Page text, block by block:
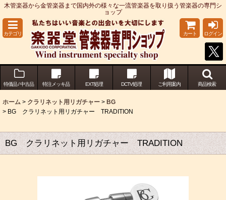
木管楽器から金管楽器まで国内外の様々な一流管楽器を取り扱う管楽器の専門シ
ョップ
カテゴリ カート ログイン
特価品 / 中古品 特注メッキ品 EXT処理 DCTV処理 ご利用案内 商品検索
ホーム > クラリネット用リガチャー > BG
> BG クラリネット用リガチャー TRADITION
BG クラリネット用リガチャー TRADITION